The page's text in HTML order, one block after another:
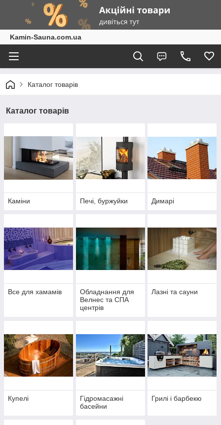
Kamin-Sauna.com.ua
Каталог товарів
Каталог товарів
Каміни Печі, буржуйки Димарі
Все для хамамів
Обладнання для
Велнес та СПА
центрів
Лазні та сауни
Купелі
Гідромасажні
басейни
Грилі і барбекю